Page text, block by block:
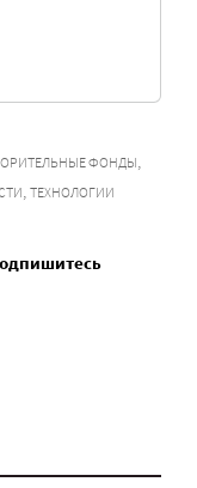
ФОНДЫ
ТЕХНОЛОГИИ